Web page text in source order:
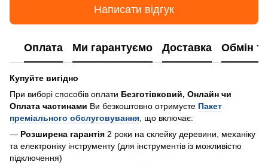
Написати відгук
Оплата Ми гарантуємо Доставка Обмін
Купуйте вигідно
При виборі способів оплати Безготівковий, Онлайн чи
Оплата частинами Ви безкоштовно отримуєте Пакет
преміального обслуговування , що включає:
— Розширена гарантія 2 роки на склейку деревини, механіку
та електроніку інструменту (для інструментів із можливістю
підключення)